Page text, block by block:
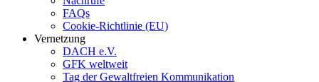
FAQs
Cookie-Richtlinie (EU)
Vernetzung
DACH e.V.
GFK weltweit
Tag der Gewaltfreien Kommunikation